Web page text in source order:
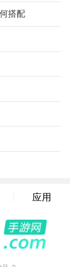
次数有限，玩
技能释放时
提升玩家的战
，利用各种方
蓝色的药瓶来
共同面对游戏
险的征途。
不同类型的敌
搭配
应用